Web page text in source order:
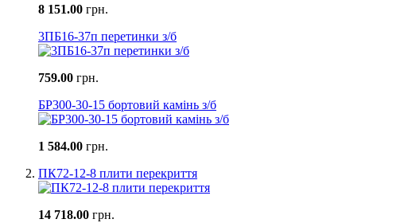
8 151.00 грн.
3ПБ16-37п перетинки з/б
759.00 грн.
БР300-30-15 бортовий камінь з/б
1 584.00 грн.
ПК72-12-8 плити перекриття
14 718.00 грн.